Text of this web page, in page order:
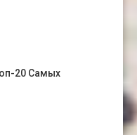
20 Самых